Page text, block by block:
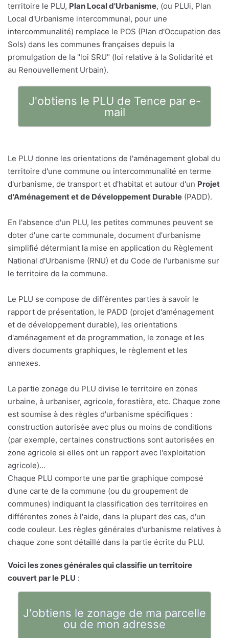
territoire le PLU, Plan Local d'Urbanisme, (ou PLUi, Plan
Local d'Urbanisme intercommunal, pour une
intercommunalité) remplace le POS (Plan d'Occupation des
Sols) dans les communes françaises depuis la
promulgation de la "loi SRU" (loi relative à la Solidarité et
au Renouvellement Urbain).
J'obtiens le PLU de Tence par e-
mail
Le PLU donne les orientations de l'aménagement global du
territoire d'une commune ou intercommunalité en terme
d'urbanisme, de transport et d'habitat et autour d'un Projet
d'Aménagement et de Développement Durable (PADD).
En l'absence d'un PLU, les petites communes peuvent se
doter d'une carte communale, document d'urbanisme
simplifié détermiant la mise en application du Règlement
National d'Urbanisme (RNU) et du Code de l'urbanisme sur
le territoire de la commune.
Le PLU se compose de différentes parties à savoir le
rapport de présentation, le PADD (projet d'aménagement
et de développement durable), les orientations
d'aménagement et de programmation, le zonage et les
divers documents graphiques, le règlement et les
annexes.
La partie zonage du PLU divise le territoire en zones
urbaine, à urbaniser, agricole, forestière, etc. Chaque zone
est soumise à des règles d'urbanisme spécifiques :
construction autorisée avec plus ou moins de conditions
(par exemple, certaines constructions sont autorisées en
zone agricole si elles ont un rapport avec l'exploitation
agricole)...
Chaque PLU comporte une partie graphique composé
d'une carte de la commune (ou du groupement de
communes) indiquant la classification des territoires en
différentes zones à l'aide, dans la plupart des cas, d'un
code couleur. Les règles générales d'urbanisme relatives à
chaque zone sont détaillé dans la partie écrite du PLU.
Voici les zones générales qui classifie un territoire
couvert par le PLU :
J'obtiens le zonage de ma parcelle
ou de mon adresse